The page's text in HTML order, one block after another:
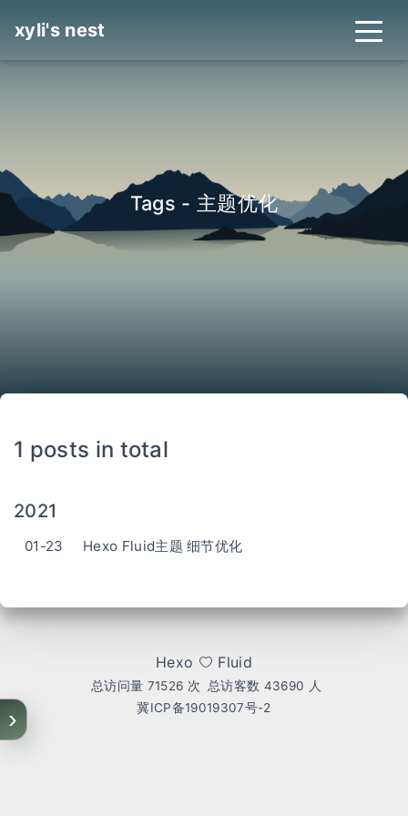
xyli's nest
Tags - 主题优化
1 posts in total
2021
01-23 Hexo Fluid主题 细节优化
Hexo Fluid
总访问量 71526 次 总访客数 43690 人
冀ICP备19019307号-2
›